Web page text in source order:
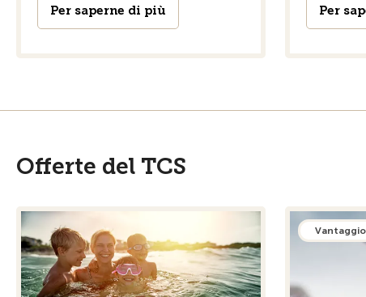
Per saperne di più Per
Offerte del TCS
Vantaggio